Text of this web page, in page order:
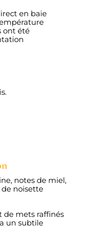
en baie
ont été
notes de miel,
noisette
de mets raffinés
un subtile